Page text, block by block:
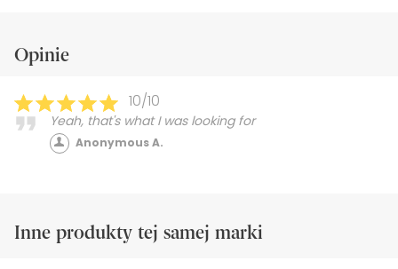
Opinie
10/10
Yeah, that's what I was looking for
Anonymous A.
Inne produkty tej samej marki